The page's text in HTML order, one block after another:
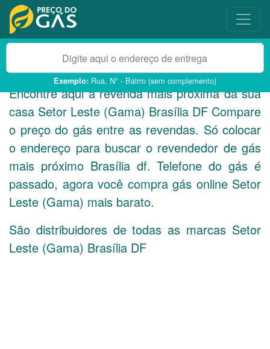
Exemplo: Rua, N° - Bairro (sem complemento)
Encontre aqui a revenda mais próxima da sua
casa Setor Leste (Gama) Brasília DF Compare
o preço do gás entre as revendas. Só colocar
o endereço para buscar o revendedor de gás
mais próximo Brasília df. Telefone do gás é
passado, agora você compra gás online Setor
Leste (Gama) mais barato.
São distribuidores de todas as marcas Setor
Leste (Gama) Brasília DF